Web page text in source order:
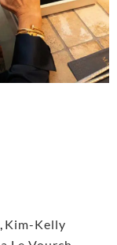
, Kim-Kelly